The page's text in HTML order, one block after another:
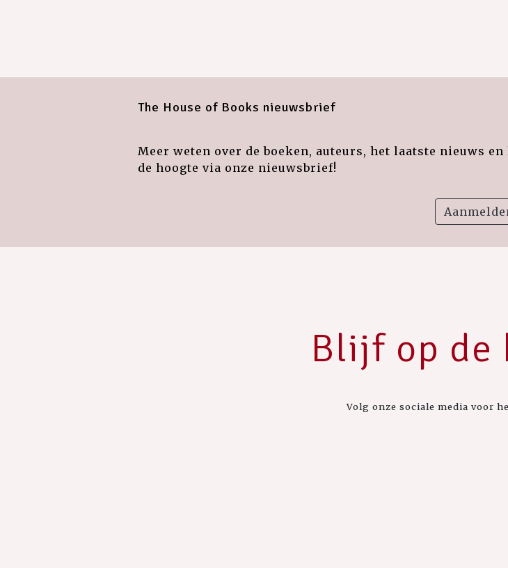
The House of Books nieuwsbrief
Meer weten over de boeken, auteurs, het laatste nieuws
de hoogte via onze nieuwsbrief!
Blijf op de
Volg onze sociale media voor